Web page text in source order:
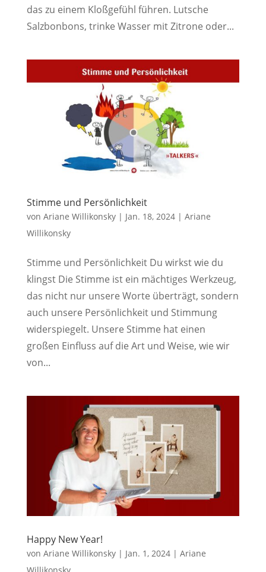
das zu einem Kloßgefühl führen. Lutsche
Salzbonbons, trinke Wasser mit Zitrone oder...
Stimme und Persönlichkeit
von Ariane Willikonsky| Jan. 18, 2024| Ariane
Willikonsky
Stimme und Persönlichkeit Du wirkst wie du
klingst Die Stimme ist ein mächtiges Werkzeug,
das nicht nur unsere Worte überträgt, sondern
auch unsere Persönlichkeit und Stimmung
widerspiegelt. Unsere Stimme hat einen
großen Einfluss auf die Art und Weise, wie wir
von...
Happy New Year!
von Ariane Willikonsky| Jan. 1, 2024| Ariane